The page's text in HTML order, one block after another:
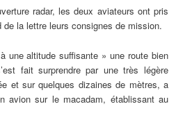
radar, les deux aviateurs ont pris
de la lettre leurs consignes de mission.
une altitude suffisante » une route bien
fait surprendre par une très légère
et sur quelques dizaines de mètres, a
avion sur le macadam, établissant au